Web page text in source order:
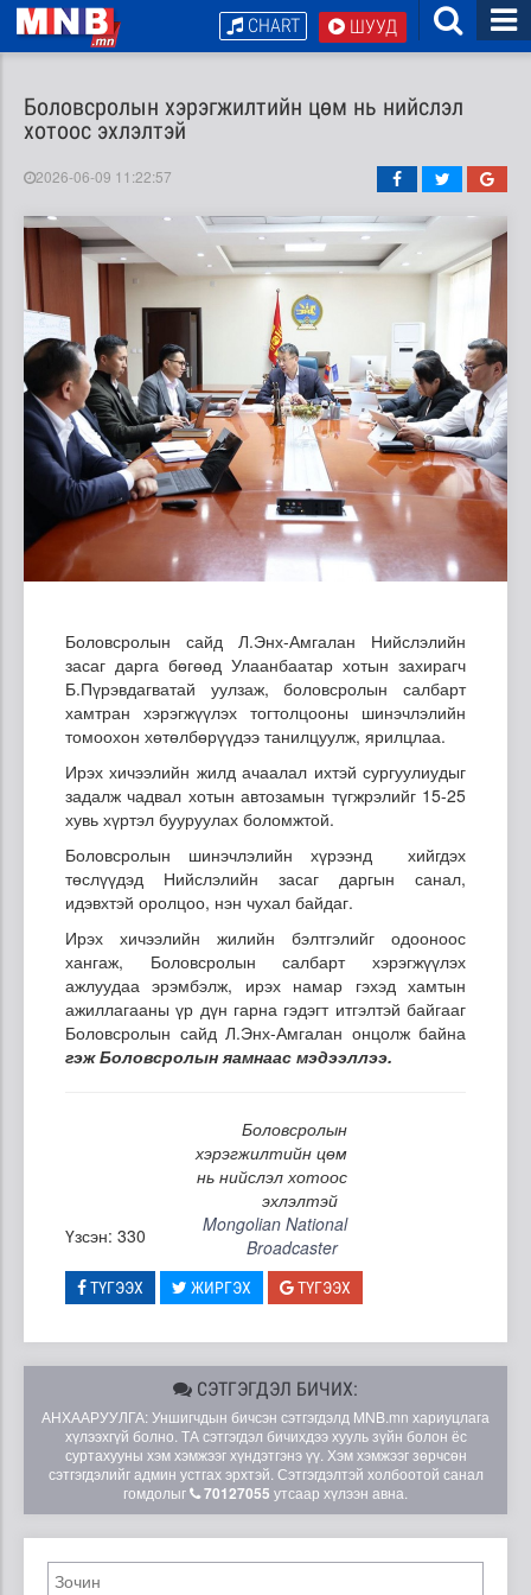
ШУУД
CHART
Боловсролын хэрэгжилтийн цөм нь нийслэл
хотоос эхлэлтэй
2026-06-09 11:22:57
Боловсролын сайд Л.Энх-Амгалан Нийслэлийн
засаг дарга бөгөөд Улаанбаатар хотын захирагч
Б.Пүрэвдагватай уулзаж, боловсролын салбарт
хамтран хэрэгжүүлэх тогтолцооны шинэчлэлийн
томоохон хөтөлбөрүүдээ танилцуулж, ярилцлаа.
Ирэх хичээлийн жилд ачаалал ихтэй сургуулиудыг
задалж чадвал хотын автозамын түгжрэлийг 15-25
хувь хүртэл бууруулах боломжтой.
Боловсролын шинэчлэлийн хүрээнд хийгдэх
төслүүдэд Нийслэлийн засаг даргын санал,
идэвхтэй оролцоо, нэн чухал байдаг.
Ирэх хичээлийн жилийн бэлтгэлийг одооноос
хангаж, Боловсролын салбарт хэрэгжүүлэх
ажлуудаа эрэмбэлж, ирэх намар гэхэд хамтын
ажиллагааны үр дүн гарна гэдэгт итгэлтэй байгааг
Боловсролын сайд Л.Энх-Амгалан онцолж байна
гэж Боловсролын яамнаас мэдээллээ.
Боловсролын
хэрэгжилтийн цөм
нь нийслэл хотоос
эхлэлтэй
Үзсэн: 330
Mongolian National
Broadcaster
ТҮГЭЭХ ЖИРГЭХ ТҮГЭЭХ
СЭТГЭГДЭЛ БИЧИХ:
АНХААРУУЛГА: Уншигчдын бичсэн сэтгэгдэлд MNB.mn хариуцлага
хүлээхгүй болно. ТА сэтгэгдэл бичихдээ хууль зүйн болон ёс
суртахууны хэм хэмжээг хүндэтгэнэ үү. Хэм хэмжээг зөрчсөн
сэтгэгдэлийг админ устгах эрхтэй. Сэтгэгдэлтэй холбоотой санал
гомдолыг
70127055 утсаар хүлээн авна.